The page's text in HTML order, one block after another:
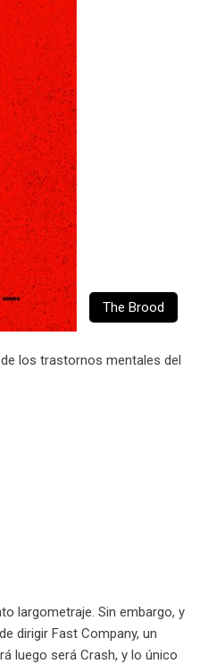
The Brood
los trastornos mentales del
largometraje. Sin embargo, y
dirigir Fast Company, un
luego será Crash, y lo único